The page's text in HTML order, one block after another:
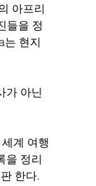
아프리
들을 정
는 현지
가 아닌
계 여행
을 정리
한다.